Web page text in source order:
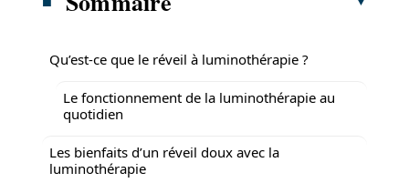
Qu’est-ce que le réveil à luminothérapie ?
Le fonctionnement de la luminothérapie au
quotidien
Les bienfaits d’un réveil doux avec la
luminothérapie